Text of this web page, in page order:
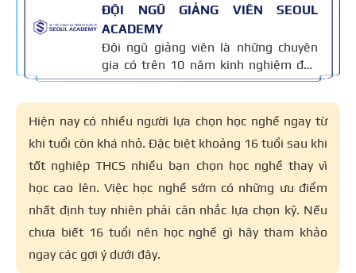
ĐỘI NGŨ GIẢNG VIÊN SEOUL
ACADEMY
Đội ngũ giảng viên là những chuyên
gia có trên 10 năm kinh nghiệm đào
tạo nghề và kiến thức thẩm mỹ
chuyên môn sâu về spa, phun xăm,
nối mi, trang điểm, tóc. Nội dung bài
viết được xây dựng dựa trên giáo trình
đào tạo và kinh nghiệm giảng dạy
thực tế, đồng thời được cập nhật
thường xuyên để đảm bảo tính chính
xác.
Hiện nay có nhiều người lựa chọn học nghề ngay từ
khi tuổi còn khá nhỏ. Đặc biệt khoảng 16 tuổi sau khi
tốt nghiệp THCS nhiều bạn chọn học nghề thay vì
học cao lên. Việc học nghề sớm có những ưu điểm
nhất định tuy nhiên phải cân nhắc lựa chọn kỹ. Nếu
chưa biết 16 tuổi nên học nghề gì hãy tham khảo
ngay các gợi ý dưới đây.